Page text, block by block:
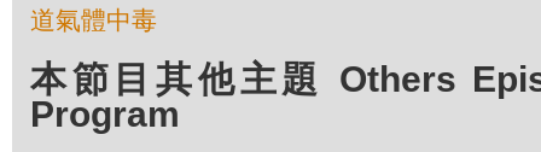
道氣體中毒
本節目其他主題 Others
Program